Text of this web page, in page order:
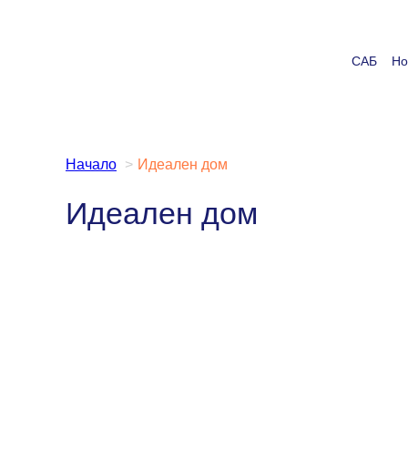
САБ
Начало Идеален дом
Идеален дом